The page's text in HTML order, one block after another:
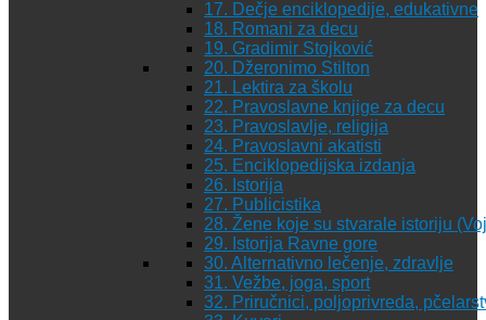
17. Dečje enciklopedije, edukativne
18. Romani za decu
19. Gradimir Stojković
20. Džeronimo Stilton
21. Lektira za školu
22. Pravoslavne knjige za decu
23. Pravoslavlje, religija
24. Pravoslavni akatisti
25. Enciklopedijska izdanja
26. Istorija
27. Publicistika
28. Žene koje su stvarale istoriju
29. Istorija Ravne gore
30. Alternativno lečenje, zdravlje
31. Vežbe, joga, sport
32. Priručnici, poljoprivreda,